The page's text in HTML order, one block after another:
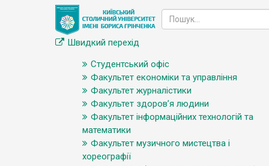
Швидкий перехід
Студентський офіс
Факультет економіки та управління
Факультет журналістики
Факультет здоров’я людини
Факультет інформаційних технологій та
математики
Факультет музичного мистецтва і
хореографії